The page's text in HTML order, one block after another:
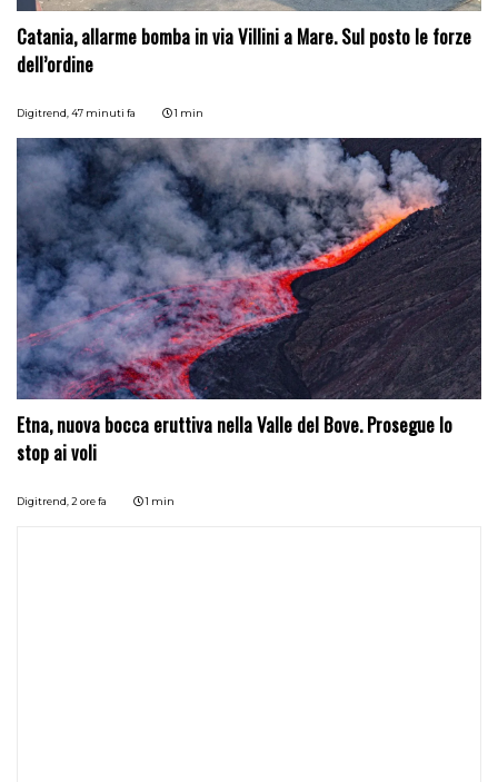
Catania, allarme bomba in via Villini a Mare. Sul posto le forze
dell’ordine
Digitrend, 47 minuti fa 1 min
Etna, nuova bocca eruttiva nella Valle del Bove. Prosegue lo
stop ai voli
Digitrend, 2 ore fa 1 min